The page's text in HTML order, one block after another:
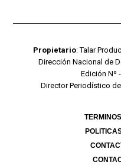
Propietario: Talar
Dirección Nacional de
Edición Nº
Director Periodístico